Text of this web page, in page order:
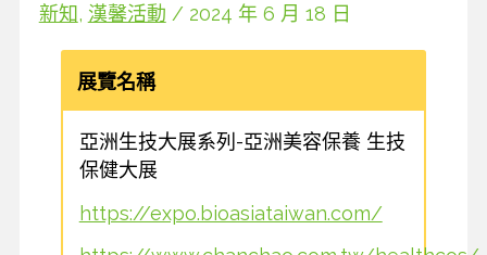
新知, 漢馨活動 / 2024 年 6 月 18 日
展覽名稱
亞洲生技大展系列-亞洲美容保養 生技
保健大展
https://expo.bioasiataiwan.com/